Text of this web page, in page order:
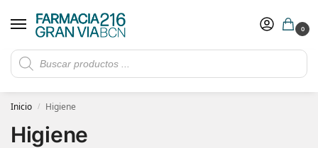
0
Rebajas de verano hasta -30%
​ 5€ de descuento con el cupón 5GRANVIA (compras superiores a 150€)
Inicio / Higiene
Higiene